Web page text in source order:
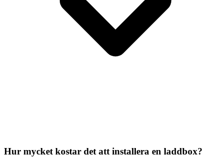
Hur mycket kostar det att installera en laddbox?